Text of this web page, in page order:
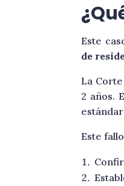
Este
de
La
2 años.
Este